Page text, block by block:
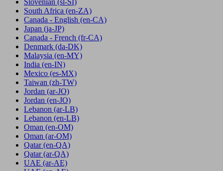
Slovenian (sl-SI)
South Africa (en-ZA)
Canada - English (en-CA)
Japan (ja-JP)
Canada - French (fr-CA)
Denmark (da-DK)
Malaysia (en-MY)
India (en-IN)
Mexico (es-MX)
Taiwan (zh-TW)
Jordan (ar-JO)
Jordan (en-JO)
Lebanon (ar-LB)
Lebanon (en-LB)
Oman (en-OM)
Oman (ar-OM)
Qatar (en-QA)
Qatar (ar-QA)
UAE (ar-AE)